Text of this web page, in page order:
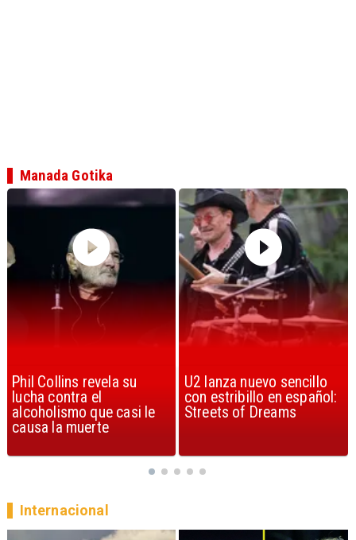
U2 lanza nuevo sencillo
con estribillo en español:
Streets of Dreams
“Africa” de Toto es
considerada la mejor
canción, según la ciencia
Manada Gotika
Internacional